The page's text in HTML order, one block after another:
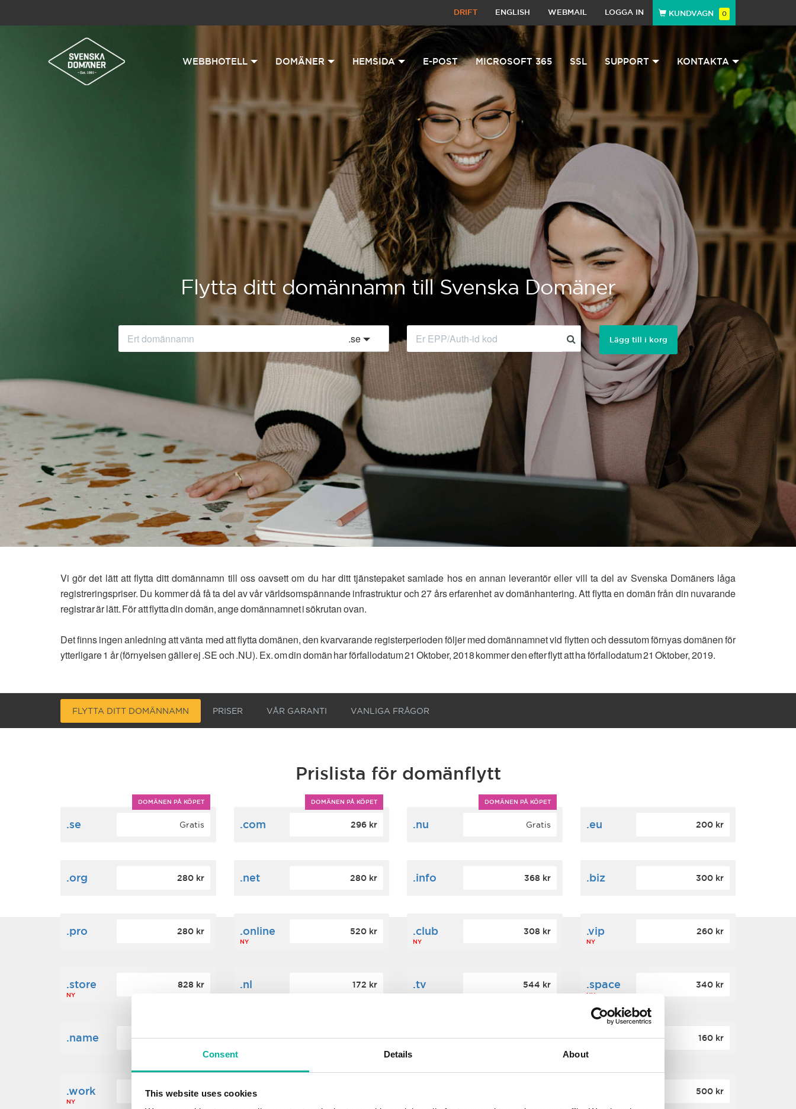
Consent Details About
This website uses cookies
DRIFT ENGLISH WEBMAIL LOGGA IN KUNDVAGN 0
WEBBHOTELL DOMÄNER HEMSIDA E-POST MICROSOFT 365 SSL SUPPORT KONTAKTA
Flytta ditt domännamn till Svenska Domäner
.se Lägg till i korg
Vi gör det lätt att flytta ditt domännamn till oss oavsett om du har ditt tjänstepaket samlade hos en annan leverantör eller vill ta del av Svenska Domäners låga
registreringspriser. Du kommer då få ta del av vår världsomspännande infrastruktur och 27 års erfarenhet av domänhantering. Att flytta en domän från din nuvarande
registrar är lätt. För att flytta din domän, ange domännamnet i sökrutan ovan.
Det finns ingen anledning att vänta med att flytta domänen, den kvarvarande registerperioden följer med domännamnet vid flytten och dessutom förnyas domänen för
ytterligare 1 år (förnyelsen gäller ej .SE och .NU). Ex. om din domän har förfallodatum 21 Oktober, 2018 kommer den efter flytt att ha förfallodatum 21 Oktober, 2019.
FLYTTA DITT DOMÄNNAMN PRISER VÅR GARANTI VANLIGA FRÅGOR
Prislista för domänflytt
DOMÄNEN PÅ KÖPET
.se Gratis
DOMÄNEN PÅ KÖPET
.com 296 kr
DOMÄNEN PÅ KÖPET
.nu Gratis .eu 200 kr
.org 280 kr .net 280 kr .info 368 kr .biz 300 kr
.pro 280 kr .online
NY
520 kr .club
NY
308 kr .vip
NY
260 kr
.store
NY
828 kr .nl 172 kr .tv 544 kr .space
NY
340 kr
.name 204 kr .design 560 kr .cc 360 kr .top 160 kr
.work
NY
160 kr .news 500 kr